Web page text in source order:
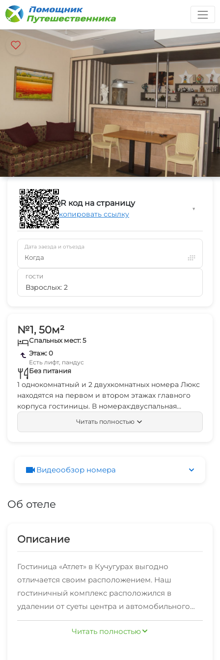
№1, 50м²
Спальных мест: 5
Этаж: 0
Есть лифт, пандус
Без питания
1 однокомнатный и 2 двухкомнатных номера Люкс
находятся на первом и втором этажах главного
корпуса гостиницы. В номерах:двуспальная
кровать, раскладной диван-кровать,
прикроватные тумбочки, зеркало,шкаф, сейф,
номере. Терасса с видом на море.
Читать полностью
Видеообзор номера
Об отеле
Описание
Гостиница «Атлет» в Кучугурах выгодно
отличается своим расположением. Наш
гостиничный комплекс расположился в
удалении от суеты центра и автомобильного
шума, сохраняя при этом удивительную
близость к морю – всего 150 метров до
Читать полностью
QR код на страницу
Скопировать ссылку
▼
Дата заезда и отъезда
Когда
ГОСТИ
Взрослых: 2